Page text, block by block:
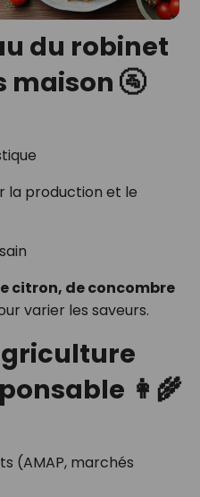
du robinet
maison 🚰
la production et le
citron, de concombre
varier les saveurs.
👩‍🌾
(AMAP, marchés